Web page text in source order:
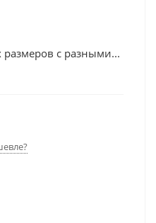
с разными...